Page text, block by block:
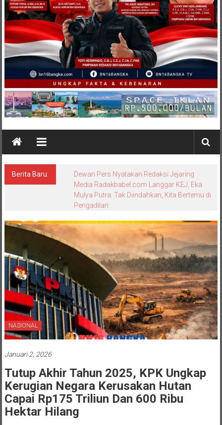
Berita Baru:
Bungkam Saat Dikonfirmasi, Sikap Kanit
Tipidter Polres Bangka Barat Memicu
Pertanyaan: Equality Before the Law
Dipertanyakan
NASIONAL
Januari 2, 2026
Tutup Akhir Tahun 2025, KPK Ungkap
Kerugian Negara Kerusakan Hutan
Capai Rp175 Triliun Dan 600 Ribu
Hektar Hilang